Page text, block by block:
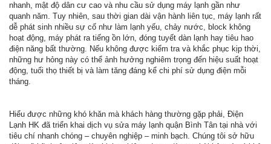
nhanh, mật độ dân cư cao và nhu cầu sử dụng máy lạnh gần như
quanh năm. Tuy nhiên, sau thời gian dài vận hành liên tục, máy lạnh rất
dễ phát sinh nhiều sự cố như làm lạnh yếu, chảy nước, block không
hoạt động, máy phát ra tiếng ồn lớn, đóng tuyết dàn lạnh hay tiêu hao
điện năng bất thường. Nếu không được kiểm tra và khắc phục kịp thời,
những hư hỏng này có thể ảnh hưởng nghiêm trọng đến hiệu suất hoạt
động, tuổi thọ thiết bị và làm tăng đáng kể chi phí sử dụng điện mỗi
tháng.
Hiểu được những khó khăn mà khách hàng thường gặp phải, Điện
Lạnh HK đã triển khai dịch vụ sửa máy lạnh quận Bình Tân tại nhà với
tiêu chí nhanh chóng – chuyên nghiệp – minh bạch. Chúng tôi sở hữu